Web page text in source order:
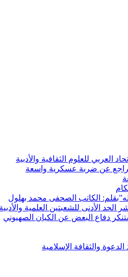
العربي للعلوم الثقافية والأدبية
عن ضربة عسكرية واسعة
الكاتب الصحفى محمد بهلول
دفاع البعض عن الكيان الصهيوني
والثقافة الإسلامية